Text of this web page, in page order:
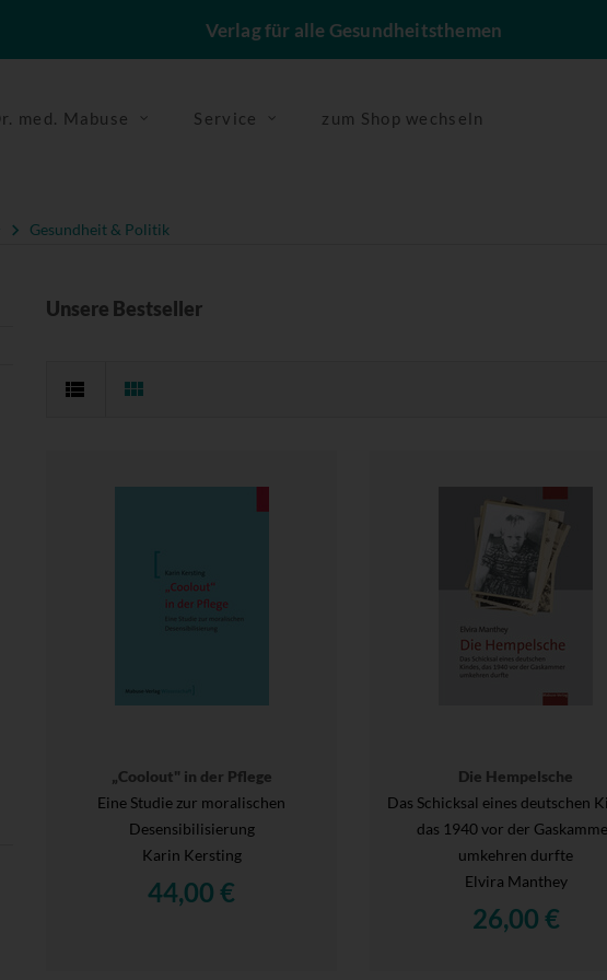
Verlag für alle Gesundheitsthemen
med. Mabuse Service zum Shop wechseln
Gesundheit & Politik
Unsere Bestseller
„Coolout" in der Pflege
Eine Studie zur moralischen
Desensibilisierung
Karin Kersting
44,00 €
Die Hempelsche
Das Schicksal eines deutschen
das 1940 vor der
umkehren durfte
Elvira Manthey
26,00 €